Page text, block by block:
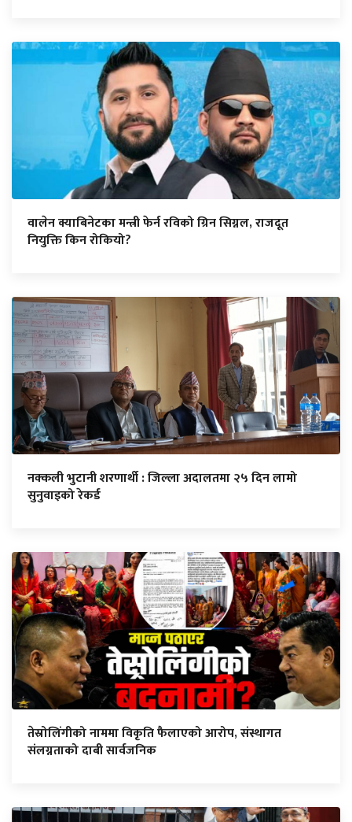
वालेन क्याबिनेटका मन्त्री फेर्न रविको ग्रिन सिग्नल, राजदूत
नियुक्ति किन रोकियो?
नक्कली भुटानी शरणार्थी : जिल्ला अदालतमा २५ दिन लामो
सुनुवाइको रेकर्ड
तेस्रोलिंगीको नाममा विकृति फैलाएको आरोप, संस्थागत
संलग्नताको दाबी सार्वजनिक